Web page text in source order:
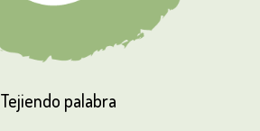
Tejiendo palabra